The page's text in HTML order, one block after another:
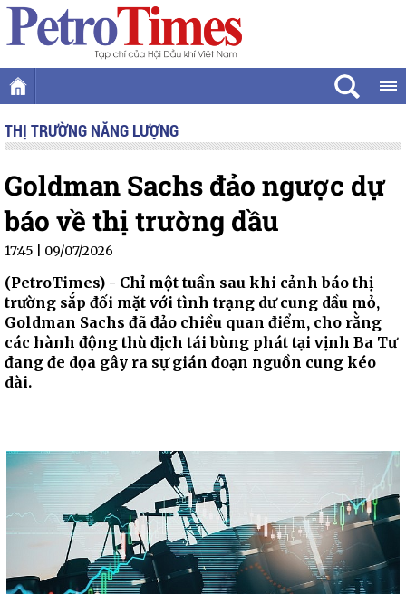
THỊ TRƯỜNG NĂNG LƯỢNG
Goldman Sachs đảo ngược dự
báo về thị trường dầu
17:45 | 09/07/2026
(PetroTimes) - Chỉ một tuần sau khi cảnh báo thị
trường sắp đối mặt với tình trạng dư cung dầu mỏ,
Goldman Sachs đã đảo chiều quan điểm, cho rằng
các hành động thù địch tái bùng phát tại vịnh Ba Tư
đang đe dọa gây ra sự gián đoạn nguồn cung kéo
dài.